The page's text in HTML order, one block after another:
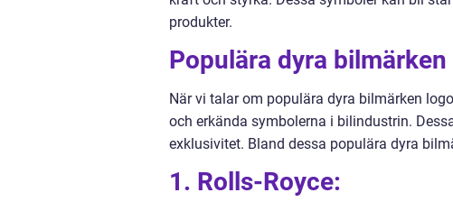
produkter.
Populära dyra
När vi talar om populära dyra bilmärken
och erkända symbolerna i bilindustrin.
exklusivitet. Bland dessa populära dyra
1. Rolls-Royce: